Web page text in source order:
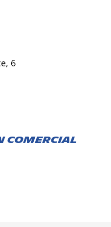
6
Comercial